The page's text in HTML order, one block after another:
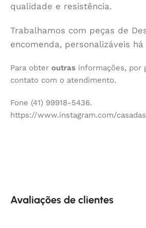
qualidade e resistência.
Trabalhamos com peças de
encomenda, personalizáveis
Para obter outras informações, por
contato com o atendimento.
Fone (41) 99918-5436.
https://www.instagram.com/
Avaliações de clientes